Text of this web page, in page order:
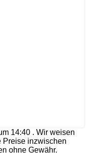
14:40 . Wir weisen
Preise inzwischen
ohne Gewähr.